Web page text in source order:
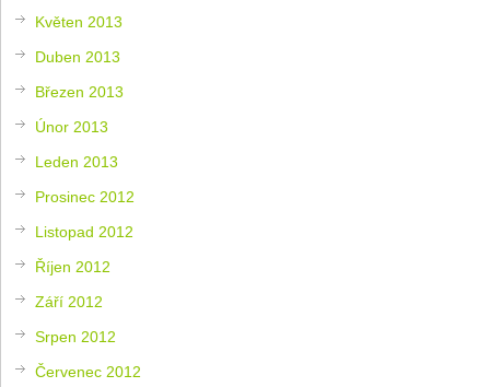
Květen 2013
Duben 2013
Březen 2013
Únor 2013
Leden 2013
Prosinec 2012
Listopad 2012
Říjen 2012
Září 2012
Srpen 2012
Červenec 2012